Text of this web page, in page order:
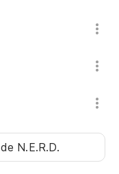
de N.E.R.D.